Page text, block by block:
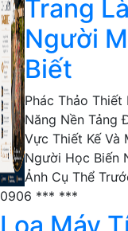
Phác
Trang
Người
Biết
Phác Thảo Thiết
Năng Nền Tảng
Vực Thiết Kế Và
Người Học Biến
Ảnh Cụ Thể